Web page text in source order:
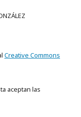
Creative Commons
aceptan las